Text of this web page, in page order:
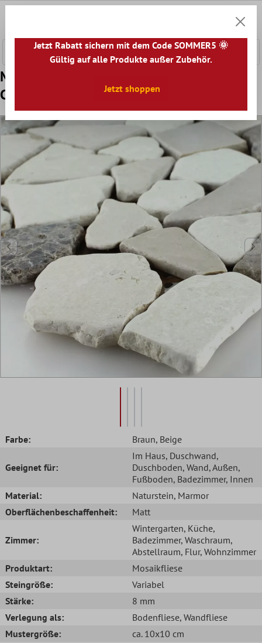
Muster von Mosaikfliesen Marmor Bruch
Coffee Beige
Farbe: Braun, Beige
Geeignet für:
Im Haus, Duschwand,
Duschboden, Wand, Außen,
Fußboden, Badezimmer, Innen
Material:
Naturstein, Marmor
Oberflächenbeschaffenheit:
Matt
Zimmer:
Wintergarten, Küche,
Badezimmer, Waschraum,
Abstellraum, Flur, Wohnzimmer
Produktart:
Mosaikfliese
Steingröße:
Variabel
Stärke:
8 mm
Verlegung als:
Bodenfliese, Wandfliese
Mustergröße:
ca. 10x10 cm
Jetzt Rabatt sichern mit dem Code SOMMER5 🌞
Gültig auf alle Produkte außer Zubehör.
Jetzt shoppen